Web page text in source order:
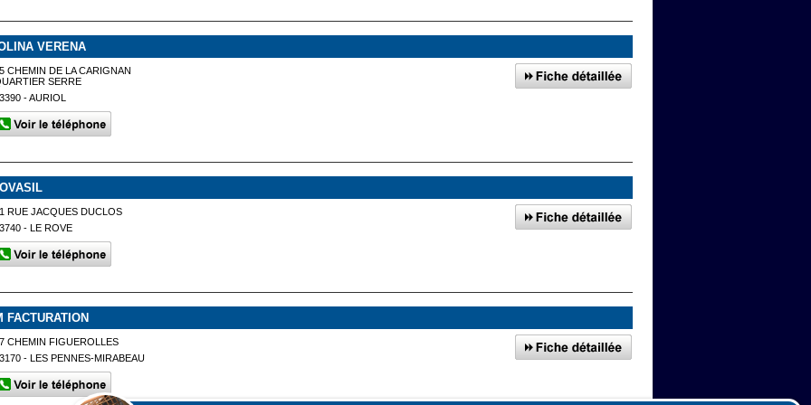
VERENA
CHEMIN DE LA CARIGNAN
SERRE
- AURIOL
RUE JACQUES DUCLOS
- LE ROVE
FACTURATION
CHEMIN FIGUEROLLES
- LES PENNES-MIRABEAU